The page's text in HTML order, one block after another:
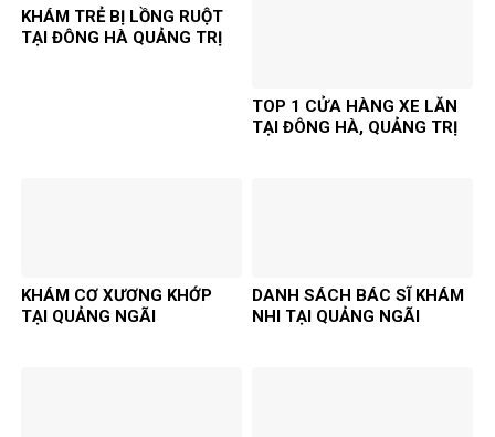
KHÁM TRẺ BỊ LỒNG RUỘT
TẠI ĐÔNG HÀ QUẢNG TRỊ
TOP 1 CỬA HÀNG XE LĂN
TẠI ĐÔNG HÀ, QUẢNG TRỊ
KHÁM CƠ XƯƠNG KHỚP
TẠI QUẢNG NGÃI
DANH SÁCH BÁC SĨ KHÁM
NHI TẠI QUẢNG NGÃI